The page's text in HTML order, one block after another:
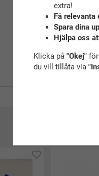
extra!
Få relevanta
Spara dina
Hjälpa oss
Klicka på "Okej"för
du vill tillåta via